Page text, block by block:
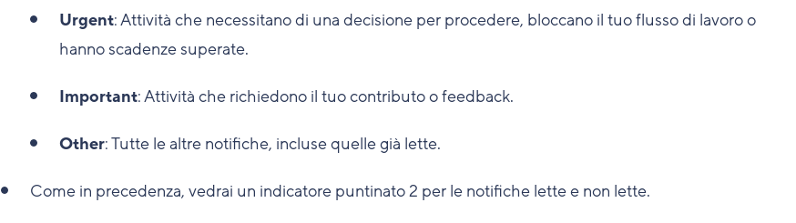
Urgent: Attività che necessitano di una decisione per procedere, bloccano il tuo flusso di lavoro o
hanno scadenze superate.
Important: Attività che richiedono il tuo contributo o feedback.
Other: Tutte le altre notifiche, incluse quelle già lette.
Come in precedenza, vedrai un indicatore puntinato2 per le notifiche lette e non lette.